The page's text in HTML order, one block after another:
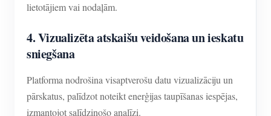
lietotājiem vai nodaļām.
4. Vizualizēta atskaišu veidošana un ieskatu
sniegšana
Platforma nodrošina visaptverošu datu vizualizāciju un
pārskatus, palīdzot noteikt enerģijas taupīšanas iespējas,
izmantojot salīdzinošo analīzi.